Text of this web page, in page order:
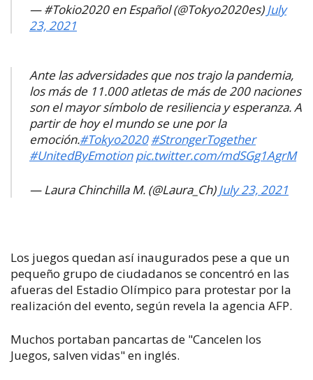
— #Tokio2020 en Español (@Tokyo2020es) July
23, 2021
Ante las adversidades que nos trajo la pandemia,
los más de 11.000 atletas de más de 200 naciones
son el mayor símbolo de resiliencia y esperanza. A
partir de hoy el mundo se une por la
emoción.#Tokyo2020 #StrongerTogether
#UnitedByEmotion pic.twitter.com/mdSGg1AgrM
— Laura Chinchilla M. (@Laura_Ch) July 23, 2021
Los juegos quedan así inaugurados pese a que un
pequeño grupo de ciudadanos se concentró en las
afueras del Estadio Olímpico para protestar por la
realización del evento, según revela la agencia AFP.
Muchos portaban pancartas de "Cancelen los
Juegos, salven vidas" en inglés.